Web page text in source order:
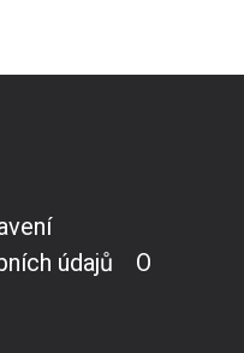
údajů
O